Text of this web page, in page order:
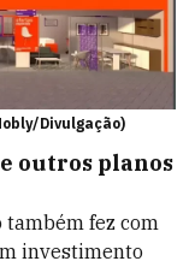
Divulgação)
outros planos
também fez com
investimento